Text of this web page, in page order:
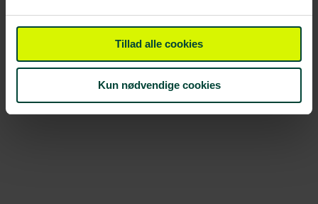
Tillad alle cookies
Kun nødvendige cookies